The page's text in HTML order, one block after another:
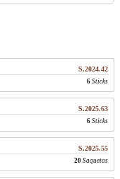
S.2024.42
6 Sticks
S.2025.63
6 Sticks
S.2025.55
20 Saquetas